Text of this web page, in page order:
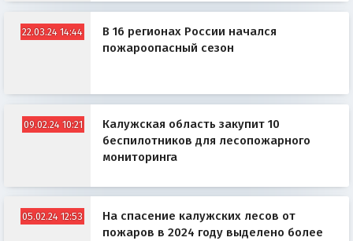
22.03.24 14:44
В 16 регионах России начался
пожароопасный сезон
09.02.24 10:21
Калужская область закупит 10
беспилотников для лесопожарного
мониторинга
05.02.24 12:53
На спасение калужских лесов от
пожаров в 2024 году выделено более